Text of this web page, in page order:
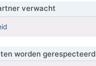
verwacht
worden gerespecteerd